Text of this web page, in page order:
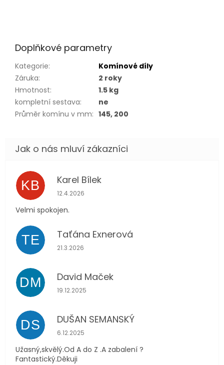
Doplňkové parametry
Kategorie:
Komínové díly
Záruka:
2 roky
Hmotnost:
1.5 kg
kompletní sestava:
ne
Průměr komínu v mm: 145, 200
KB Karel Bílek
Hodnocení obchodu je 5 z 5 hvězdiček.
12.4.2026
Velmi spokojen.
TE Taťána Exnerová
Hodnocení obchodu je 5 z 5 hvězdiček.
21.3.2026
DM David Maček
Hodnocení obchodu je 5 z 5 hvězdiček.
19.12.2025
DS DUŠAN SEMANSKÝ
Hodnocení obchodu je 5 z 5 hvězdiček.
6.12.2025
Užasný,skvělý.Od A do Z .A zabalení ?
Fantastický.Děkuji